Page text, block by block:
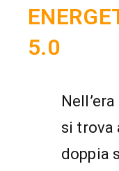
5.0
si trova
doppia